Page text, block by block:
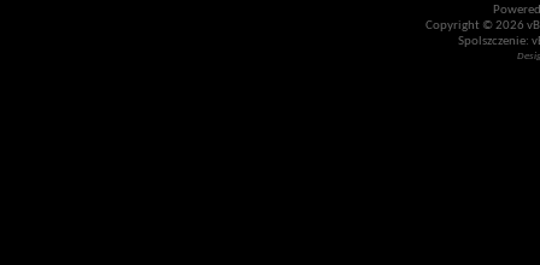
Copyright © 2026
Spolszczenie: